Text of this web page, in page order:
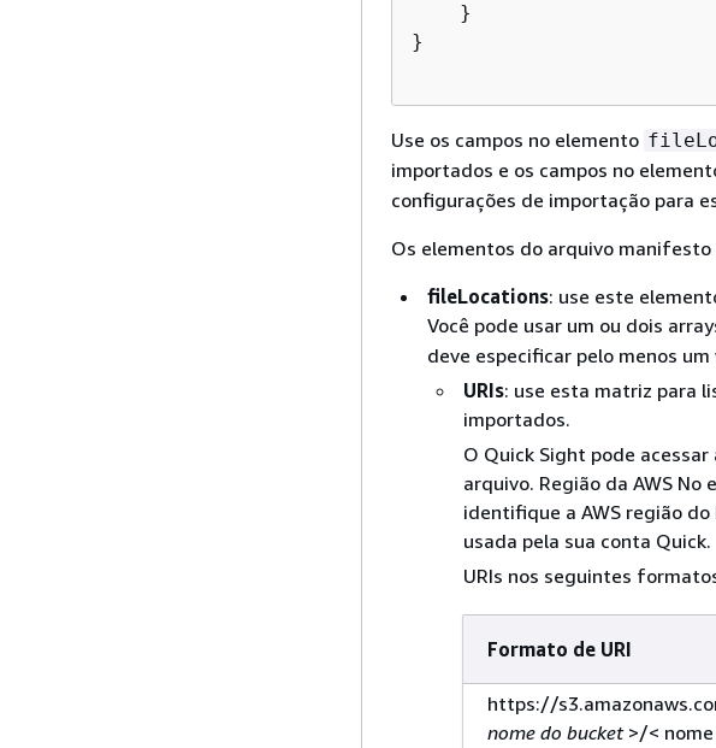
    }
}
Use os campos no elemento
importados e os campos no
configurações de importação para
Os elementos do arquivo
fileLocations: use este
Você pode usar um ou dois
deve especificar pelo menos
URIs: use esta matriz para
importados.
O Quick Sight pode
arquivo. Região da AWS
identifique a AWS região
usada pela sua conta Quick.
URIs nos seguintes
Formato de URI
https://
nome do bucket>/< nome